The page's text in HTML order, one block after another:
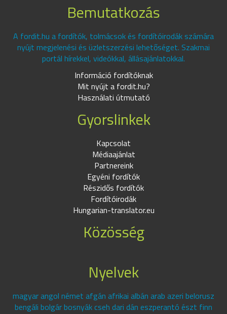
Bemutatkozás
A fordit.hu a fordítók, tolmácsok és fordítóirodák számára
nyújt megjelenési és üzletszerzési lehetőséget. Szakmai
portál hírekkel, videókkal, állásajánlatokkal.
Információ fordítóknak
Mit nyújt a fordit.hu?
Használati útmutató
Gyorslinkek
Kapcsolat
Médiaajánlat
Partnereink
Egyéni fordítók
Részidős fordítók
Fordítóirodák
Hungarian-translator.eu
Közösség
Nyelvek
magyar angol német afgán afrikai albán arab azeri belorusz
bengáli bolgár bosnyák cseh dari dán eszperantó észt finn